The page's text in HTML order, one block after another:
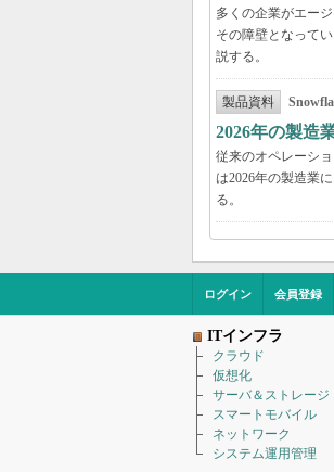
多くの企業がエー
その障壁となって
説する。
製品資料
2026年の製造
従来のオペレーシ
は2026年の製造業
る。
ログイン 会員登録
ITインフラ
クラウド
仮想化
サーバ＆ストレージ
スマートモバイル
ネットワーク
システム運用管理